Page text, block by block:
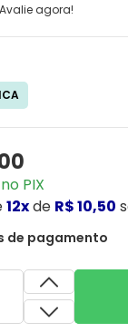
Avalie agora!
no PIX
12xde R$ 10,50
de pagamento